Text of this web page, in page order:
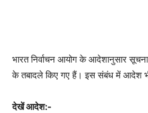
भारत निर्वाचन आयोग के आदेशानुसार
के तबादले किए गए हैं। इस संबंध में आदेश
देखें आदेश:-